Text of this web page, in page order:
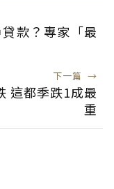
款？專家「最
下一篇 →
這都季跌1成最
重